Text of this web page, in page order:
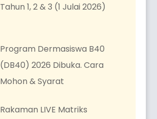
Tahun 1, 2 & 3 (1 Julai 2026)
Program Dermasiswa B40
(DB40) 2026 Dibuka. Cara
Mohon & Syarat
Rakaman LIVE Matriks